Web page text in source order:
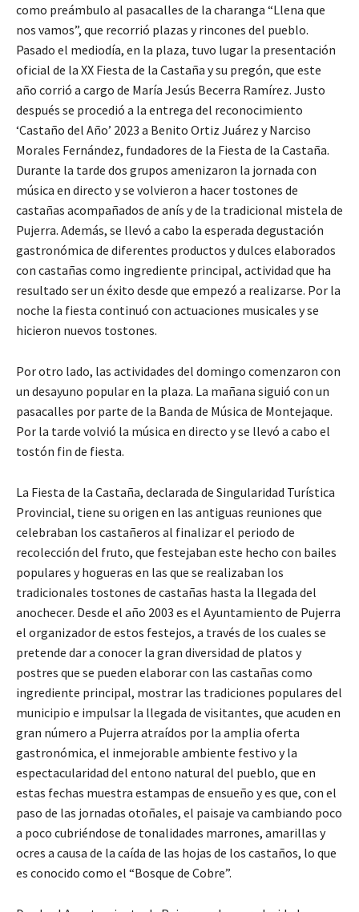
como preámbulo al pasacalles de la charanga “Llena que
nos vamos”, que recorrió plazas y rincones del pueblo.
Pasado el mediodía, en la plaza, tuvo lugar la presentación
oficial de la XX Fiesta de la Castaña y su pregón, que este
año corrió a cargo de María Jesús Becerra Ramírez. Justo
después se procedió a la entrega del reconocimiento
‘Castaño del Año’ 2023 a Benito Ortiz Juárez y Narciso
Morales Fernández, fundadores de la Fiesta de la Castaña.
Durante la tarde dos grupos amenizaron la jornada con
música en directo y se volvieron a hacer tostones de
castañas acompañados de anís y de la tradicional mistela de
Pujerra. Además, se llevó a cabo la esperada degustación
gastronómica de diferentes productos y dulces elaborados
con castañas como ingrediente principal, actividad que ha
resultado ser un éxito desde que empezó a realizarse. Por la
noche la fiesta continuó con actuaciones musicales y se
hicieron nuevos tostones.
Por otro lado, las actividades del domingo comenzaron con
un desayuno popular en la plaza. La mañana siguió con un
pasacalles por parte de la Banda de Música de Montejaque.
Por la tarde volvió la música en directo y se llevó a cabo el
tostón fin de fiesta.
La Fiesta de la Castaña, declarada de Singularidad Turística
Provincial, tiene su origen en las antiguas reuniones que
celebraban los castañeros al finalizar el periodo de
recolección del fruto, que festejaban este hecho con bailes
populares y hogueras en las que se realizaban los
tradicionales tostones de castañas hasta la llegada del
anochecer. Desde el año 2003 es el Ayuntamiento de Pujerra
el organizador de estos festejos, a través de los cuales se
pretende dar a conocer la gran diversidad de platos y
postres que se pueden elaborar con las castañas como
ingrediente principal, mostrar las tradiciones populares del
municipio e impulsar la llegada de visitantes, que acuden en
gran número a Pujerra atraídos por la amplia oferta
gastronómica, el inmejorable ambiente festivo y la
espectacularidad del entono natural del pueblo, que en
estas fechas muestra estampas de ensueño y es que, con el
paso de las jornadas otoñales, el paisaje va cambiando poco
a poco cubriéndose de tonalidades marrones, amarillas y
ocres a causa de la caída de las hojas de los castaños, lo que
es conocido como el “Bosque de Cobre”.